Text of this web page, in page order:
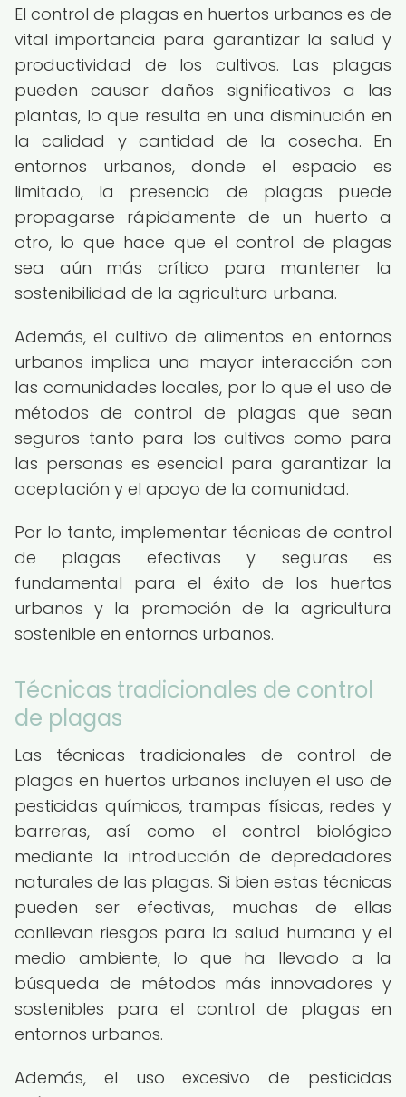
El control de plagas en huertos urbanos es de
vital importancia para garantizar la salud y
productividad de los cultivos. Las plagas
pueden causar daños significativos a las
plantas, lo que resulta en una disminución en
la calidad y cantidad de la cosecha. En
entornos urbanos, donde el espacio es
limitado, la presencia de plagas puede
propagarse rápidamente de un huerto a
otro, lo que hace que el control de plagas
sea aún más crítico para mantener la
sostenibilidad de la agricultura urbana.
Además, el cultivo de alimentos en entornos
urbanos implica una mayor interacción con
las comunidades locales, por lo que el uso de
métodos de control de plagas que sean
seguros tanto para los cultivos como para
las personas es esencial para garantizar la
aceptación y el apoyo de la comunidad.
Por lo tanto, implementar técnicas de control
de plagas efectivas y seguras es
fundamental para el éxito de los huertos
urbanos y la promoción de la agricultura
sostenible en entornos urbanos.
Técnicas tradicionales de control
de plagas
Las técnicas tradicionales de control de
plagas en huertos urbanos incluyen el uso de
pesticidas químicos, trampas físicas, redes y
barreras, así como el control biológico
mediante la introducción de depredadores
naturales de las plagas. Si bien estas técnicas
pueden ser efectivas, muchas de ellas
conllevan riesgos para la salud humana y el
medio ambiente, lo que ha llevado a la
búsqueda de métodos más innovadores y
sostenibles para el control de plagas en
entornos urbanos.
Además, el uso excesivo de pesticidas